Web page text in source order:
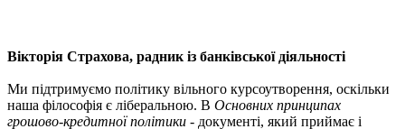
Вікторія Страхова, радник із банківської діяльності
Ми підтримуємо політику вільного курсоутворення, оскільки
наша філософія є ліберальною. В Основних принципах
грошово-кредитної політики - документі, який приймає і